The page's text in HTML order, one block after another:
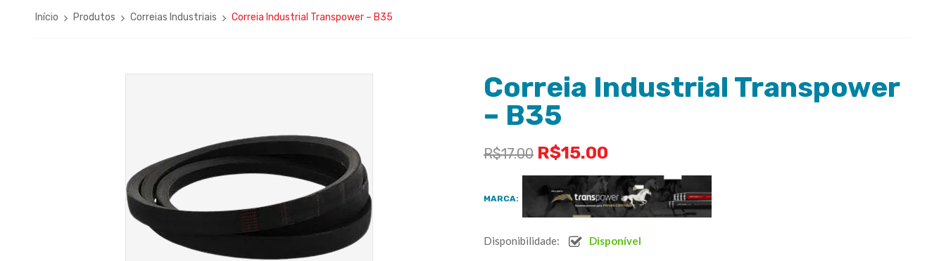
Início Produtos Correias Industriais Correia Industrial Transpower – B35
Correia Industrial Transpower
– B35
R$17.00 R$15.00
MARCA:
Disponibilidade: Disponível